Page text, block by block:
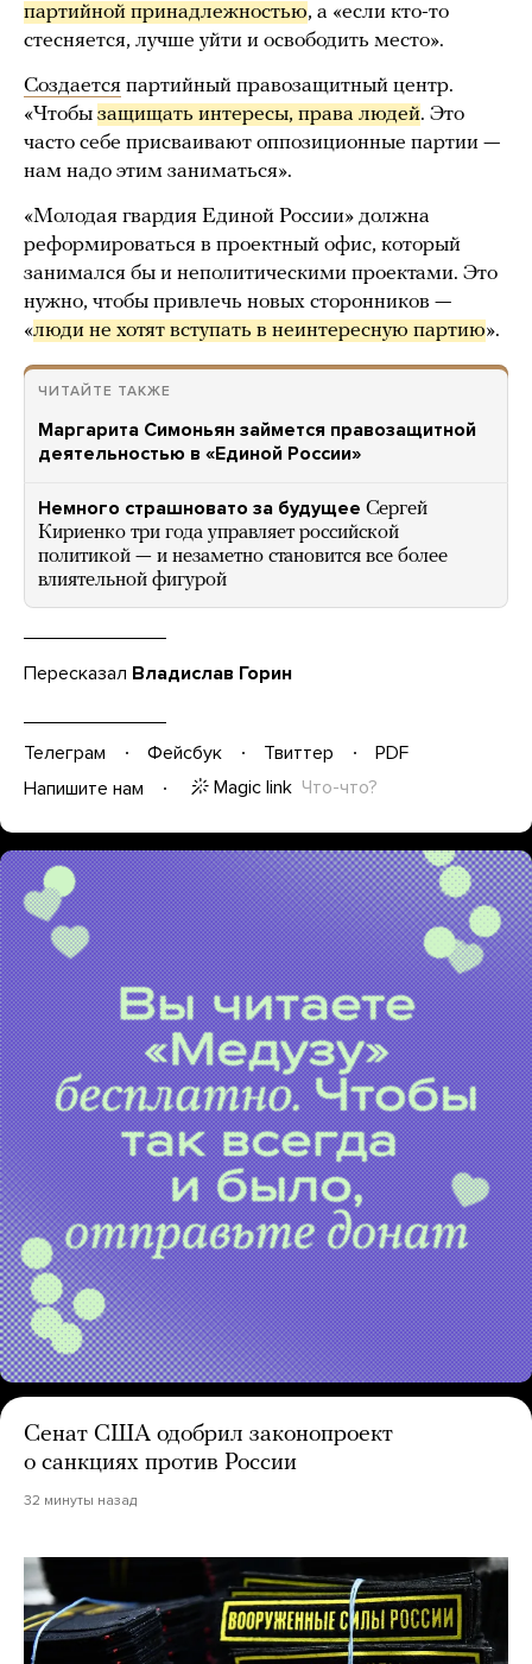
партийной принадлежностью, а «если кто-то
стесняется, лучше уйти и освободить место».
Создается партийный правозащитный центр.
«Чтобы защищать интересы, права людей. Это
часто себе присваивают оппозиционные партии —
нам надо этим заниматься».
«Молодая гвардия Единой России» должна
реформироваться в проектный офис, который
занимался бы и неполитическими проектами. Это
нужно, чтобы привлечь новых сторонников —
«люди не хотят вступать в неинтересную партию».
ЧИТАЙТЕ ТАКЖЕ
Маргарита Симоньян займется правозащитной
деятельностью в «Единой России»
Немного страшновато за будущее Сергей
Кириенко три года управляет российской
политикой — и незаметно становится все более
влиятельной фигурой
Пересказал Владислав Горин
Телеграм Фейсбук Твиттер
PDF
Напишите нам
Magic link Что-что?
Сенат США одобрил законопроект
о санкциях против России
32 минуты назад